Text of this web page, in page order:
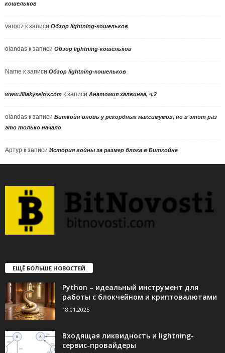
кошельков
vargoz к записи Обзор lightning-кошельков
olandas к записи Обзор lightning-кошельков
Name к записи Обзор lightning-кошельков
www.illiakyselov.com к записи Анатомия халвинга, ч.2
olandas к записи Биткойн вновь у рекордных максимумов, но в этот раз
это только начало
Артур к записи История войны за размер блока в Биткойне
ЕЩЁ БОЛЬШЕ НОВОСТЕЙ
Python – идеальный инструмент для
работы с блокчейном и криптовалютами
18.01.2025
Входящая ликвидность и lightning-
сервис-провайдеры